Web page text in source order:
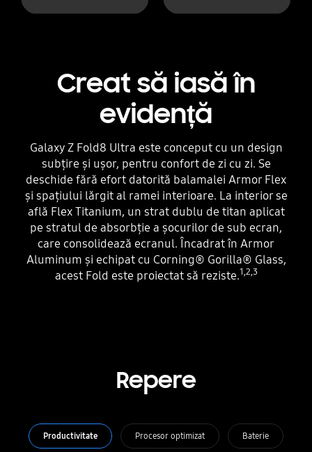
Creat să iasă în
evidență
Galaxy Z Fold8 Ultra este conceput cu un design
subțire și ușor, pentru confort de zi cu zi. Se
deschide fără efort datorită balamalei Armor Flex
și spațiului lărgit al ramei interioare. La interior se
află Flex Titanium, un strat dublu de titan aplicat
pe stratul de absorbție a șocurilor de sub ecran,
care consolidează ecranul. Încadrat în Armor
Aluminum și echipat cu Corning® Gorilla® Glass,
acest Fold este proiectat să reziste.1,2,3
Repere
Productivitate Procesor optimizat Baterie